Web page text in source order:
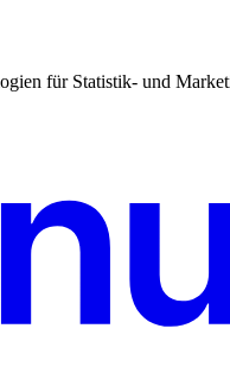
für Statistik- und